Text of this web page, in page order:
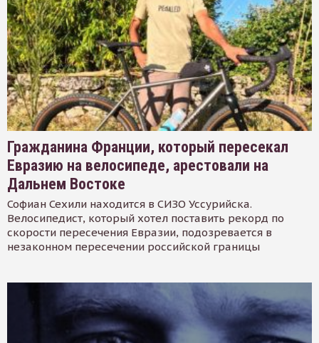
Гражданина Франции, который пересекал
Евразию на велосипеде, арестовали на
Дальнем Востоке
Софиан Сехили находится в СИЗО Уссурийска.
Велосипедист, который хотел поставить рекорд по
скорости пересечения Евразии, подозревается в
незаконном пересечении российской границы